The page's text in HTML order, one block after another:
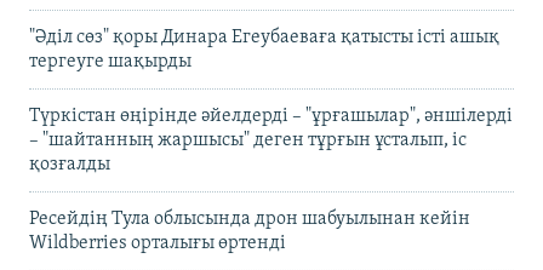
"Әділ сөз" қоры Динара Егеубаеваға қатысты істі ашық
тергеуге шақырды
Түркістан өңірінде әйелдерді – "ұрғашылар", әншілерді
– "шайтанның жаршысы" деген тұрғын ұсталып, іс
қозғалды
Ресейдің Тула облысында дрон шабуылынан кейін
Wildberries орталығы өртенді